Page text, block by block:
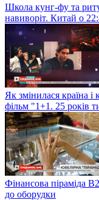
Школа кунг-фу та
навиворіт. Китай о
Як змінилася країна
фільм "1+1. 25 років
Фінансова піраміда
до оборудки